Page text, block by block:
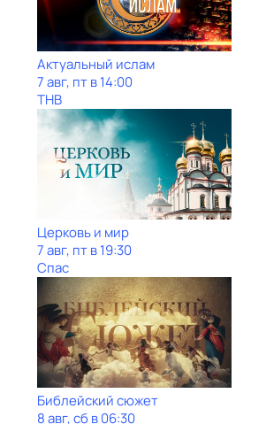
Актуальный ислам
7 авг, пт в 14:00
ТНВ
Церковь и мир
7 авг, пт в 19:30
Спас
Библейский сюжет
8 авг, сб в 06:30